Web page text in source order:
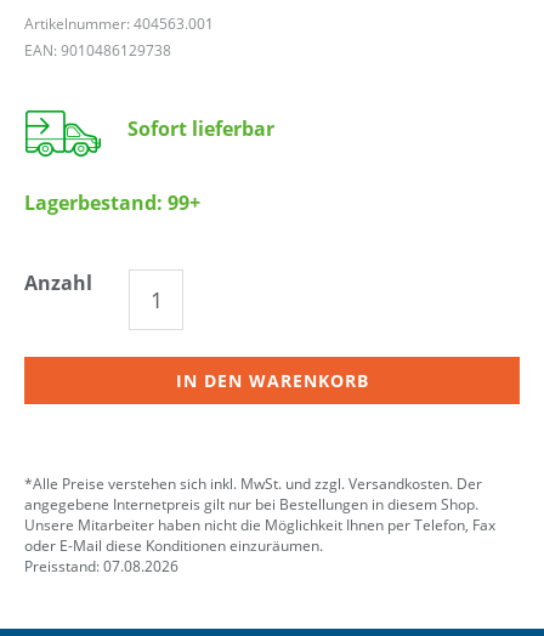
Artikelnummer: 404563.001
EAN: 9010486129738
Sofort lieferbar
Lagerbestand: 99+
Anzahl
IN DEN WARENKORB
*Alle Preise verstehen sich inkl. MwSt. und zzgl. Versandkosten. Der
angegebene Internetpreis gilt nur bei Bestellungen in diesem Shop.
Unsere Mitarbeiter haben nicht die Möglichkeit Ihnen per Telefon, Fax
oder E-Mail diese Konditionen einzuräumen.
Preisstand: 07.08.2026